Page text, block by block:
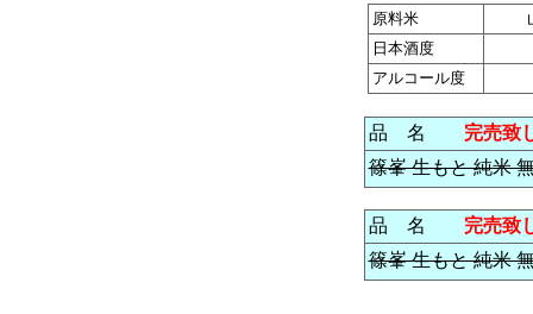
原料米
日本酒度
アルコール度
品 名 完売致
篠峯 生もと 純米
品 名 完売致
篠峯 生もと 純米